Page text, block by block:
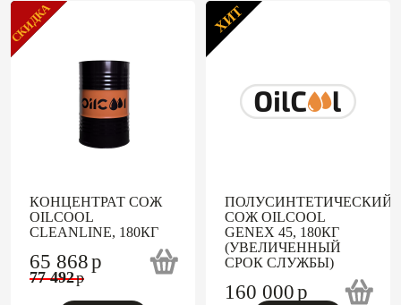
ХИТ
СКИДКА
КОНЦЕНТРАТ СОЖ
OILCOOL
CLEANLINE, 180КГ
65 868p
77 492p
ХИТ
ПОЛУСИНТЕТИЧЕСКИЙ
СОЖ OILCOOL
GENEX 45, 180КГ
(УВЕЛИЧЕННЫЙ
СРОК СЛУЖБЫ)
160 000p